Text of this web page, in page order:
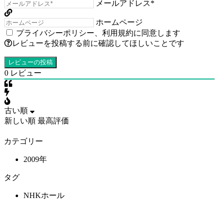
メールアドレス*
ホームページ
プライバシーポリシー
利用規約に同意します
レビューを投稿する前に確認してほしいことです
0 レビュー
古い順
新しい順 最高評価
カテゴリー
2009年
タグ
NHKホール